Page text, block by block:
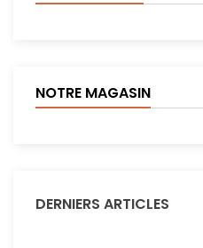
NOTRE MAGASIN
DERNIERS ARTICLES